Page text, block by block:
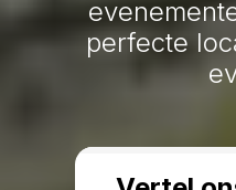
perfecte